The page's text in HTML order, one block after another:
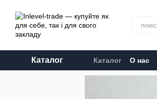
Каталог Каталог О нас